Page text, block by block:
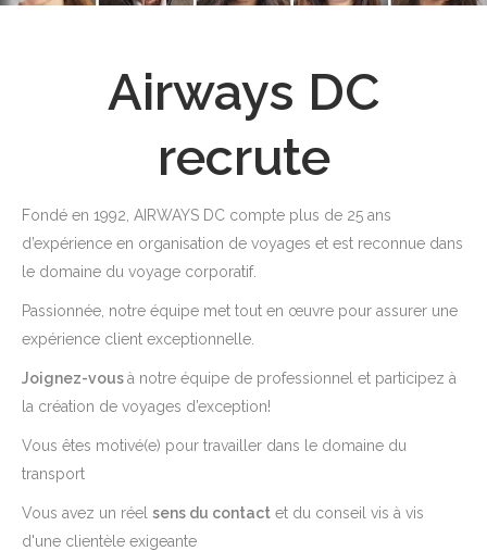
Airways DC
recrute
Fondé en 1992, AIRWAYS DC compte plus de 25 ans
d’expérience en organisation de voyages et est reconnue dans
le domaine du voyage corporatif.
Passionnée, notre équipe met tout en œuvre pour assurer une
expérience client exceptionnelle.
Joignez-vousà notre équipe de professionnel et participez à
la création de voyages d’exception!
Vous êtes motivé(e) pour travailler dans le domaine du
transport
Vous avez un réel sens du contact et du conseil vis à vis
d'une clientèle exigeante